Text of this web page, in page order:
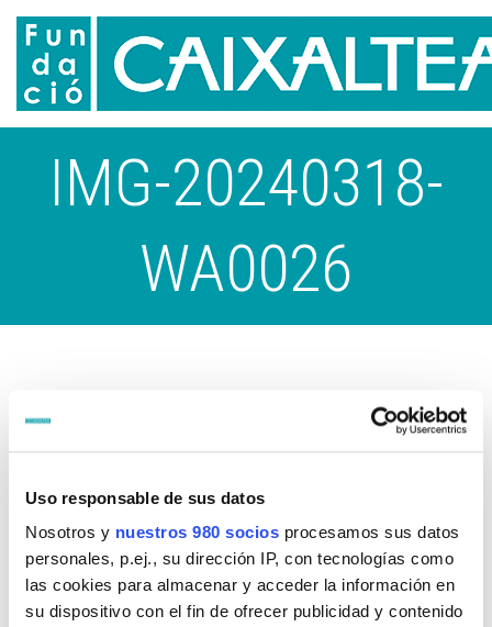
Uso responsable de sus datos
Nosotros y nuestros 980 socios procesamos sus datos
personales, p.ej., su dirección IP, con tecnologías como
las cookies para almacenar y acceder la información en
su dispositivo con el fin de ofrecer publicidad y contenido
IMG-20240318-
WA0026